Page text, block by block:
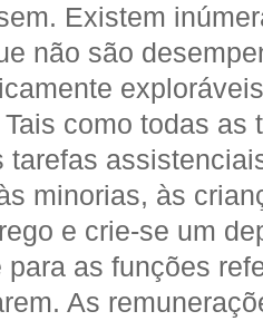
Existem
não são
como todas as
tarefas
minorias, às
e crie-se um
para as funções
As